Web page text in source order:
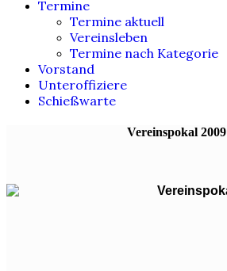
Termine
Termine aktuell
Vereinsleben
Termine nach Kategorie
Vorstand
Unteroffiziere
Schießwarte
Vereinspokal 2009